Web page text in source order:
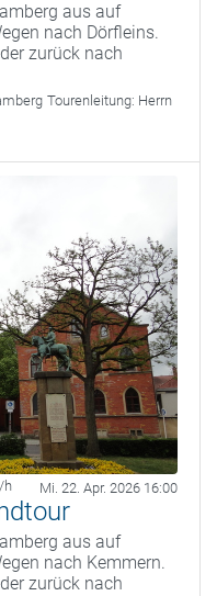
aus auf
nach Dörfleins.
zurück nach
Tourenleitung: Herrn
h Mi. 22. Apr. 2026 16:00
aus auf
nach Kemmern.
zurück nach